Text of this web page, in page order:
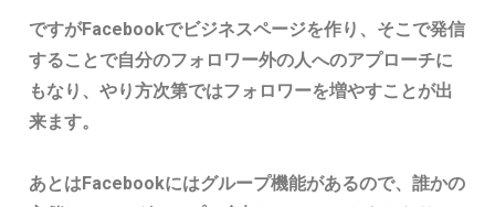
ですがFacebookでビジネスページを作り、そこで発信
することで自分のフォロワー外の人へのアプローチに
もなり、やり方次第ではフォロワーを増やすことが出
来ます。
あとはFacebookにはグループ機能があるので、誰かの